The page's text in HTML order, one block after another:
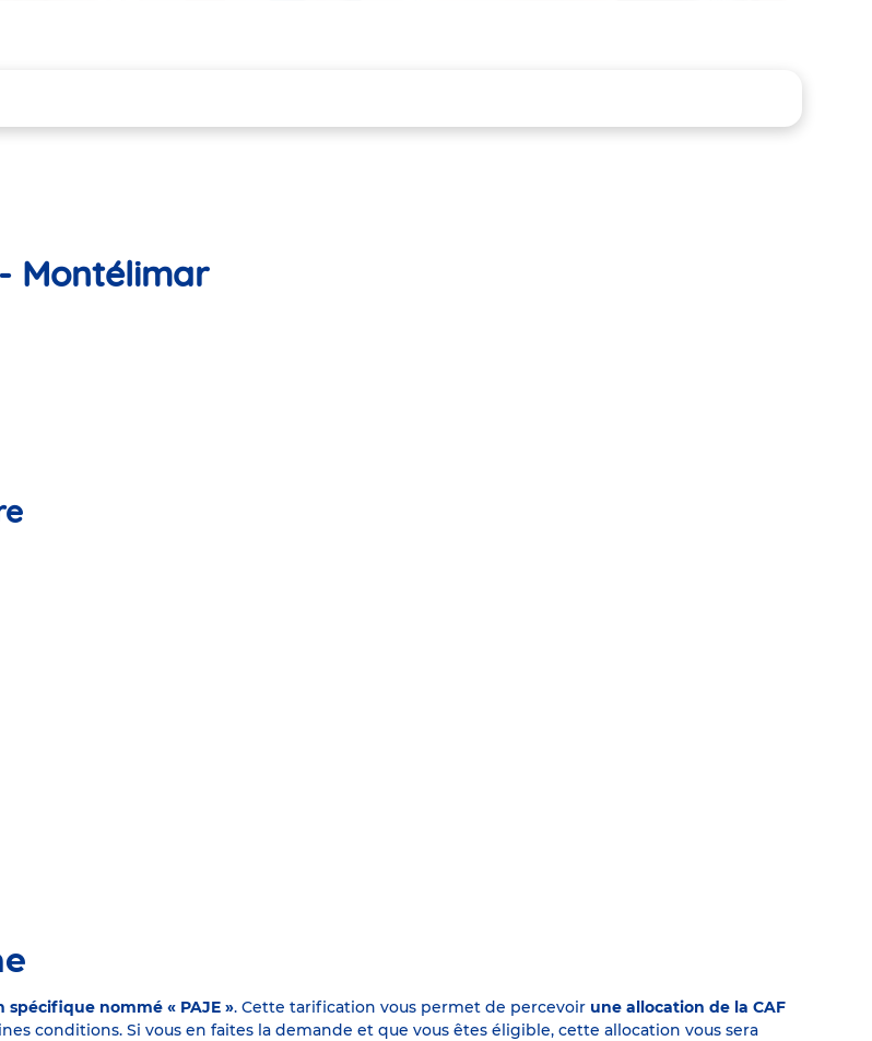
Montélimar
nommé « PAJE ». Cette tarification vous permet de percevoir une allocation de la CAF
conditions. Si vous en faites la demande et que vous êtes éligible, cette allocation vous sera